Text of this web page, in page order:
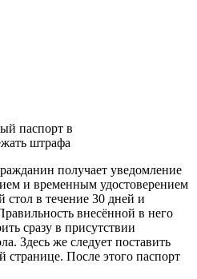
паспорт в
штрафа
получает уведомление
и временным удостоверением
стол в течение 30 дней и
внесённой в него
сразу в присутствии
Здесь же следует поставить
странице. После этого паспорт